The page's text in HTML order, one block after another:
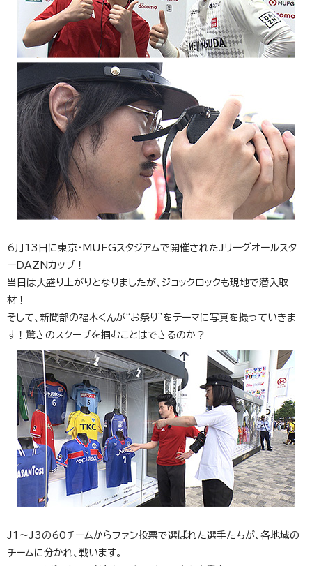
6月13日に東京・MUFGスタジアムで開催されたJリーグオールスタ
ーDAZNカップ！
当日は大盛り上がりとなりましたが、ジョックロックも現地で潜入取
材！
そして、新聞部の福本くんが“お祭り”をテーマに写真を撮っていきま
す！驚きのスクープを掴むことはできるのか？
J1～J3の60チームからファン投票で選ばれた選手たちが、各地域の
チームに分かれ、戦います。